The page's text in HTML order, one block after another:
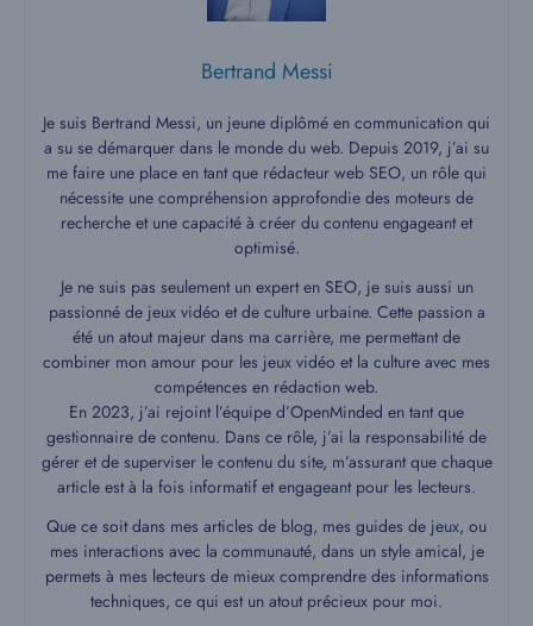
Bertrand Messi
Je suis Bertrand Messi, un jeune diplômé en communication qui
a su se démarquer dans le monde du web. Depuis 2019, j’ai su
me faire une place en tant que rédacteur web SEO, un rôle qui
nécessite une compréhension approfondie des moteurs de
recherche et une capacité à créer du contenu engageant et
optimisé.
Je ne suis pas seulement un expert en SEO, je suis aussi un
passionné de jeux vidéo et de culture urbaine. Cette passion a
été un atout majeur dans ma carrière, me permettant de
combiner mon amour pour les jeux vidéo et la culture avec mes
compétences en rédaction web.
En 2023, j’ai rejoint l’équipe d’OpenMinded en tant que
gestionnaire de contenu. Dans ce rôle, j’ai la responsabilité de
gérer et de superviser le contenu du site, m’assurant que chaque
article est à la fois informatif et engageant pour les lecteurs.
Que ce soit dans mes articles de blog, mes guides de jeux, ou
mes interactions avec la communauté, dans un style amical, je
permets à mes lecteurs de mieux comprendre des informations
techniques, ce qui est un atout précieux pour moi.